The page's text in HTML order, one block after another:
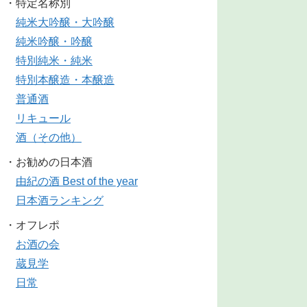
・特定名称別
純米大吟醸・大吟醸
純米吟醸・吟醸
特別純米・純米
特別本醸造・本醸造
普通酒
リキュール
酒（その他）
・お勧めの日本酒
由紀の酒 Best of the year
日本酒ランキング
・オフレポ
お酒の会
蔵見学
日常